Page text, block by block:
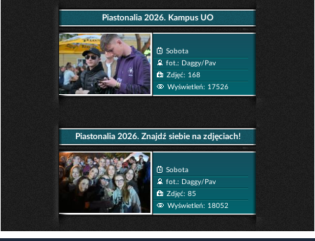
Piastonalia 2026. Kampus UO
Sobota
fot.: Daggy/Pav
Zdjęć: 168
Wyświetleń: 17526
Piastonalia 2026. Znajdź siebie na zdjęciach!
Sobota
fot.: Daggy/Pav
Zdjęć: 85
Wyświetleń: 18052